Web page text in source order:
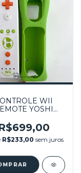
WII
YOSHI
INSIDE
- WII
R$233,00 sem juros